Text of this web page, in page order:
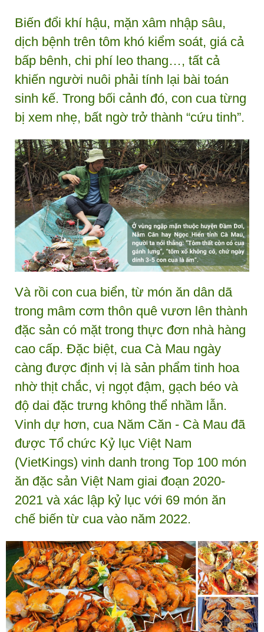
Biến đổi khí hậu, mặn xâm nhập sâu,
dịch bệnh trên tôm khó kiểm soát, giá cả
bấp bênh, chi phí leo thang…, tất cả
khiến người nuôi phải tính lại bài toán
sinh kế. Trong bối cảnh đó, con cua từng
bị xem nhẹ, bất ngờ trở thành “cứu tinh”.
Và rồi con cua biển, từ món ăn dân dã
trong mâm cơm thôn quê vươn lên thành
đặc sản có mặt trong thực đơn nhà hàng
cao cấp. Đặc biệt, cua Cà Mau ngày
càng được định vị là sản phẩm tinh hoa
nhờ thịt chắc, vị ngọt đậm, gạch béo và
độ dai đặc trưng không thể nhầm lẫn.
Vinh dự hơn, cua Năm Căn - Cà Mau đã
được Tổ chức Kỷ lục Việt Nam
(VietKings) vinh danh trong Top 100 món
ăn đặc sản Việt Nam giai đoạn 2020-
2021 và xác lập kỷ lục với 69 món ăn
chế biến từ cua vào năm 2022.